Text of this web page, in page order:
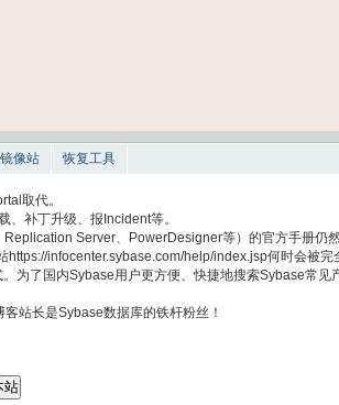
镜像站 恢复工具
取代。
、补丁升级、报Incident等。
Server、PowerDesigner等）的官方手册仍
https://infocenter.sybase.com/help/index.jsp何时会被完
为了国内Sybase用户更方便、快捷地搜索Sybase常见
站长是Sybase数据库的铁杆粉丝！